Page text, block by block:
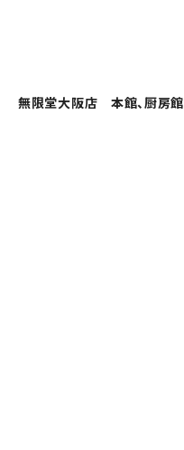
無限堂大阪店 本館、厨房館